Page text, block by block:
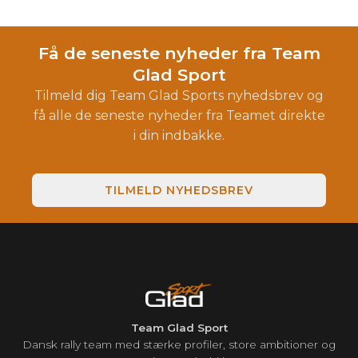
Få de seneste nyheder fra Team
Glad Sport
Tilmeld dig Team Glad Sports nyhedsbrev og
få alle de seneste nyheder fra Teamet direkte
i din indbakke.
TILMELD NYHEDSBREV
Team Glad Sport
Dansk rally team med stærke profiler, store ambitioner og